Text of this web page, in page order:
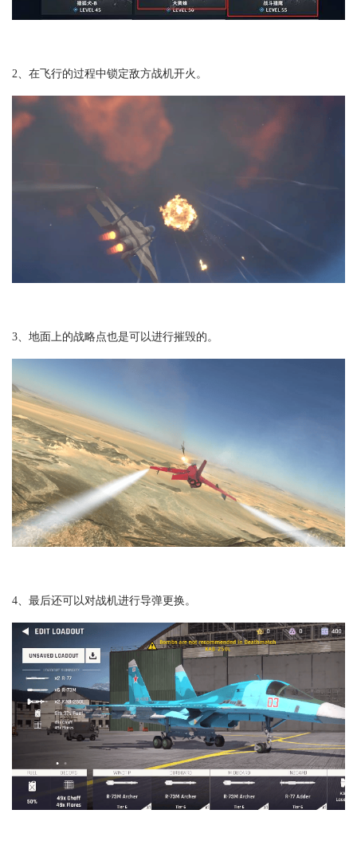
2、在飞行的过程中锁定敌方战机开火。
3、地面上的战略点也是可以进行摧毁的。
4、最后还可以对战机进行导弹更换。